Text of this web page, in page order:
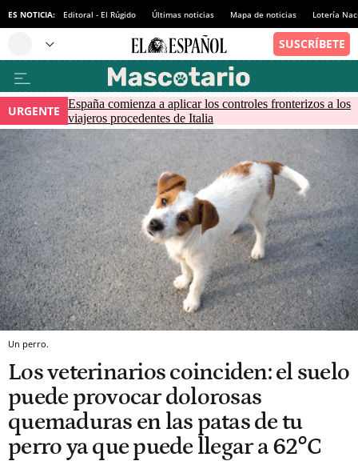
ES NOTICIA: Editoral - El Rúgido Últimas noticias Mapa de noticias Lotería
URGENTE
España comienza a aplicar los controles fronterizos a los
viajeros procedentes de Italia
Un perro.
Los veterinarios coinciden: el suelo
puede provocar dolorosas
quemaduras en las patas de tu
perro ya que puede llegar a 62°C